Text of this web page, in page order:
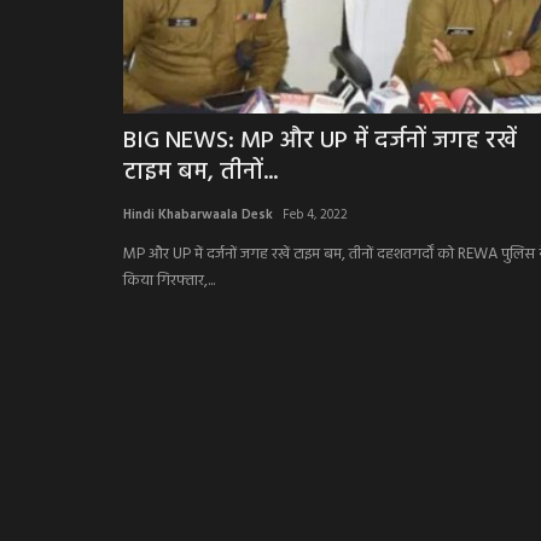
BIG NEWS: MP और UP में दर्जनों जगह रखें
टाइम बम, तीनों...
Hindi Khabarwaala Desk Feb 4, 2022
MP और UP में दर्जनों जगह रखें टाइम बम, तीनों दहशतगर्दों को REWA पुलिस
किया गिरफ्तार,...